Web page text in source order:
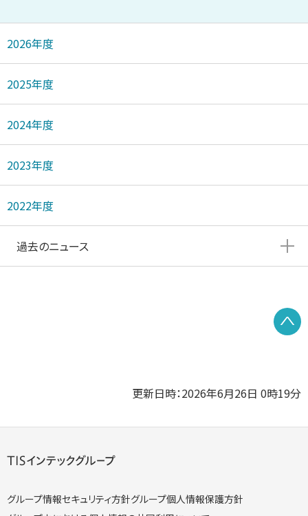
2026年度
2025年度
2024年度
2023年度
2022年度
過去のニュース
更新日時：2026年6月26日 0時19分
グループ情報セキュリティ方針グループ個人情報保護方針